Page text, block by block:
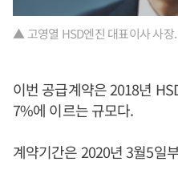
▲ 고영열 HSD엔진 대표이사 사장.
이번 공급계약은 2018년
7%에 이르는 규모다.
계약기간은 2020년 3월5일